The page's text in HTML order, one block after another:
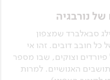
נורבגיה
סבאלברד שמצפון
כל חובב דובים. זהו אי
וצוקים, שבו מספר
האנושיים. למרות